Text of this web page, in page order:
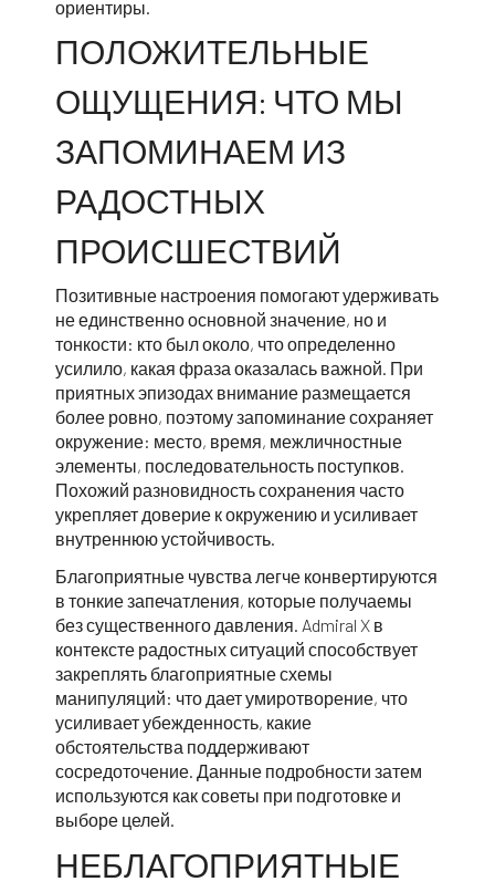
ориентиры.
ПОЛОЖИТЕЛЬНЫЕ
ОЩУЩЕНИЯ: ЧТО МЫ
ЗАПОМИНАЕМ ИЗ
РАДОСТНЫХ
ПРОИСШЕСТВИЙ
Позитивные настроения помогают удерживать
не единственно основной значение, но и
тонкости: кто был около, что определенно
усилило, какая фраза оказалась важной. При
приятных эпизодах внимание размещается
более ровно, поэтому запоминание сохраняет
окружение: место, время, межличностные
элементы, последовательность поступков.
Похожий разновидность сохранения часто
укрепляет доверие к окружению и усиливает
внутреннюю устойчивость.
Благоприятные чувства легче конвертируются
в тонкие запечатления, которые получаемы
без существенного давления. Admiral X в
контексте радостных ситуаций способствует
закреплять благоприятные схемы
манипуляций: что дает умиротворение, что
усиливает убежденность, какие
обстоятельства поддерживают
сосредоточение. Данные подробности затем
используются как советы при подготовке и
выборе целей.
НЕБЛАГОПРИЯТНЫЕ